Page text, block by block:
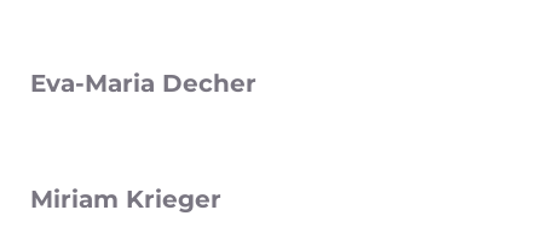
Eva-Maria Decher
Miriam Krieger